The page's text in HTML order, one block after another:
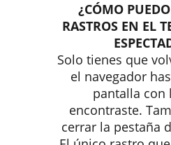
¿CÓMO
RASTROS EN EL
Solo tienes que
el navegador
pantalla con
encontraste.
cerrar la pestaña